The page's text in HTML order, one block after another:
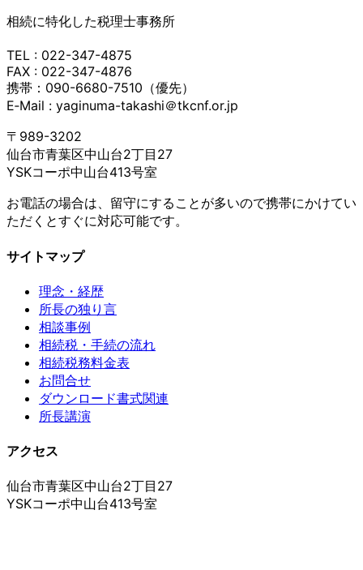
相続に特化した税理士事務所
TEL : 022-347-4875
FAX : 022-347-4876
携帯：090-6680-7510（優先）
E‐Mail : yaginuma-takashi＠tkcnf.or.jp
〒989-3202
仙台市青葉区中山台2丁目27
YSKコーポ中山台413号室
お電話の場合は、留守にすることが多いので携帯にかけてい
ただくとすぐに対応可能です。
サイトマップ
理念・経歴
所長の独り言
相談事例
相続税・手続の流れ
相続税務料金表
お問合せ
ダウンロード書式関連
所長講演
アクセス
仙台市青葉区中山台2丁目27
YSKコーポ中山台413号室